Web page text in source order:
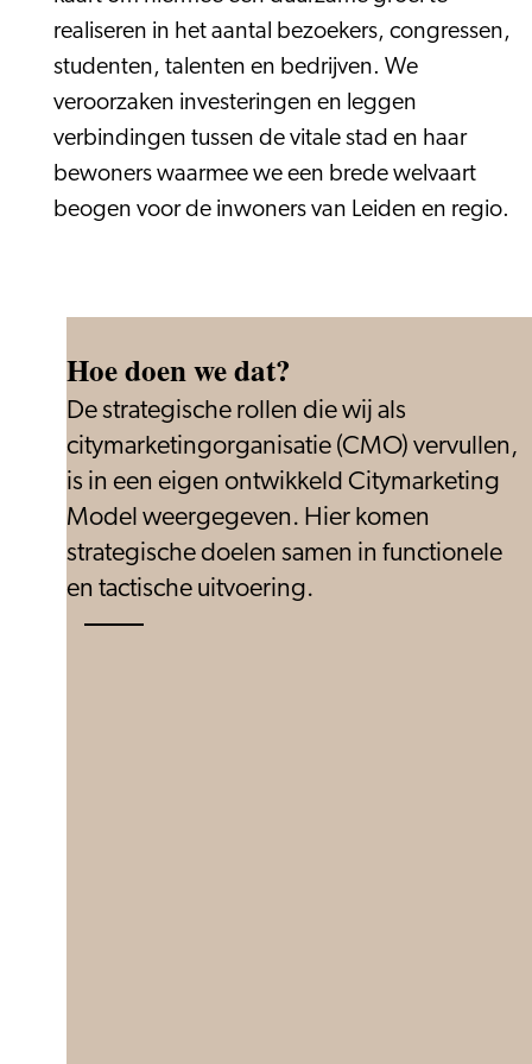
realiseren in het aantal bezoekers, congressen,
studenten, talenten en bedrijven. We
veroorzaken investeringen en leggen
verbindingen tussen de vitale stad en haar
bewoners waarmee we een brede welvaart
beogen voor de inwoners van Leiden en regio.
Hoe doen we dat?
De strategische rollen die wij als
citymarketingorganisatie (CMO) vervullen,
is in een eigen ontwikkeld Citymarketing
Model weergegeven. Hier komen
strategische doelen samen in functionele
en tactische uitvoering.